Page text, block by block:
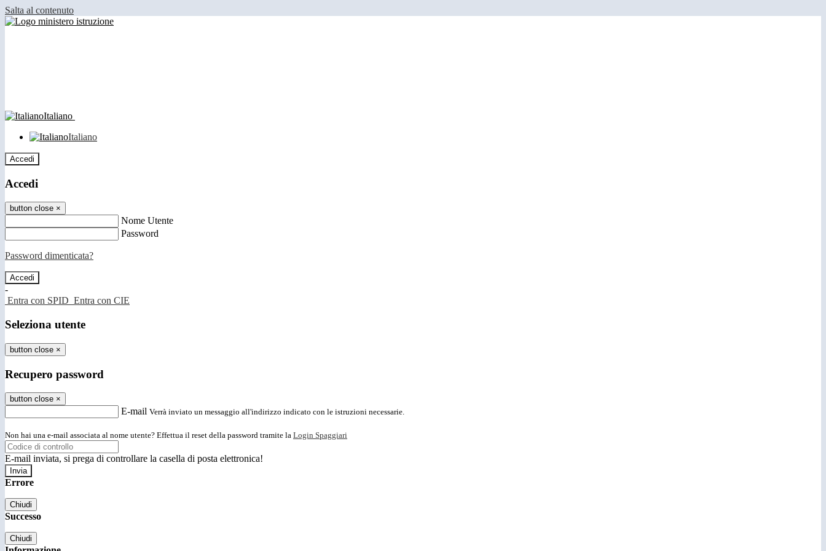
Salta al contenuto
Italiano
Italiano
Accedi
Accedi
button close ×
Nome Utente
Password
Password dimenticata?
-
Entra con SPID Entra con CIE
Seleziona utente
button close ×
Recupero password
button close ×
E-mail Verrà inviato un messaggio all'indirizzo indicato con le istruzioni necessarie.
Non hai una e-mail associata al nome utente? Effettua il reset della password tramite la Login Spaggiari
E-mail inviata, si prega di controllare la casella di posta elettronica!
Errore
Chiudi
Successo
Chiudi